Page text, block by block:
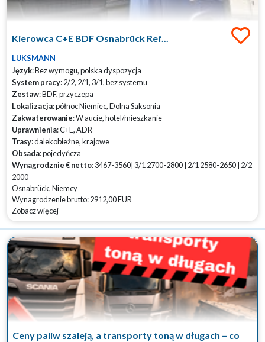
Kierowca C+E BDF Osnabrück Ref...
LUKSMANN
Język: Bez wymogu, polska dyspozycja
System pracy: 2/2, 2/1, 3/1, bez systemu
Zestaw: BDF, przyczepa
Lokalizacja: północ Niemiec, Dolna Saksonia
Zakwaterowanie: W aucie, hotel/mieszkanie
Uprawnienia: C+E, ADR
Trasy: dalekobieżne, krajowe
Obsada: pojedyńcza
Wynagrodznie € netto: 3467-3560| 3/1 2700-2800 | 2/1 2580-2650 | 2/2
2000
Osnabrück, Niemcy
Wynagrodzenie brutto: 2912,00 EUR
Zobacz więcej
Ceny paliw szaleją, a transporty toną w długach – co